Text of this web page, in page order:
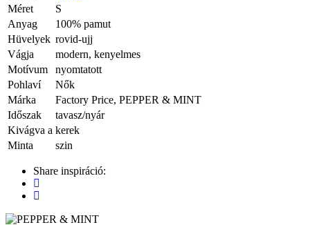
Méret
S
Anyag
100% pamut
Hüvelyek rovid-ujj
Vágja
modern, kenyelmes
Motívum
nyomtatott
Pohlaví
Nők
Márka
Factory Price, PEPPER & MINT
Időszak
tavasz/nyár
Kivágva a kerek
Minta
szin
Share inspiráció: